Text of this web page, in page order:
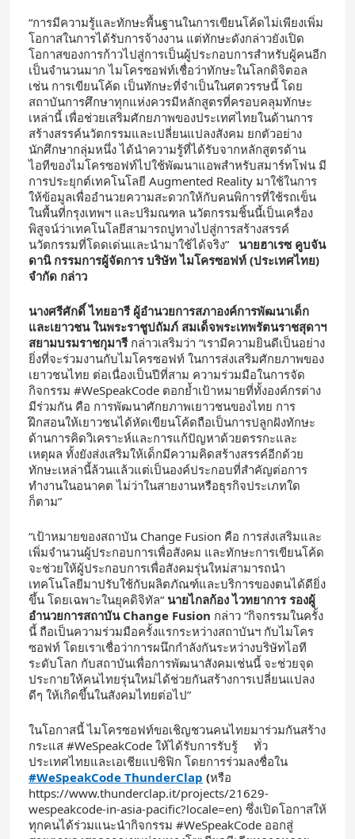
“การมีความรู้และทักษะพื้นฐานในการเขียนโค้ดไม่เพียงเพิ่ม
โอกาสในการได้รับการจ้างงาน แต่ทักษะดังกล่าวยังเปิด
โอกาสของการก้าวไปสู่การเป็นผู้ประกอบการสำหรับผู้คนอีก
เป็นจำนวนมาก ไมโครซอฟท์เชื่อว่าทักษะในโลกดิจิตอล
เช่น การเขียนโค้ด เป็นทักษะที่จำเป็นในศตวรรษนี้ โดย
สถาบันการศึกษาทุกแห่งควรมีหลักสูตรที่ครอบคลุมทักษะ
เหล่านี้ เพื่อช่วยเสริมศักยภาพของประเทศไทยในด้านการ
สร้างสรรค์นวัตกรรมและเปลี่ยนแปลงสังคม ยกตัวอย่าง
นักศึกษากลุ่มหนึ่ง ได้นำความรู้ที่ได้รับจากหลักสูตรด้าน
ไอทีของไมโครซอฟท์ไปใช้พัฒนาแอพสำหรับสมาร์ทโฟน มี
การประยุกต์เทคโนโลยี Augmented Reality มาใช้ในการ
ให้ข้อมูลเพื่ออำนวยความสะดวกให้กับคนพิการที่ใช้รถเข็น
ในพื้นที่กรุงเทพฯ และปริมณฑล นวัตกรรมชิ้นนี้เป็นเครื่อง
พิสูจน์ว่าเทคโนโลยีสามารถปูทางไปสู่การสร้างสรรค์
นวัตกรรมที่โดดเด่นและนำมาใช้ได้จริง” นายฮาเรซ คูบจัน
ดานิ กรรมการผู้จัดการ บริษัท ไมโครซอฟท์ (ประเทศไทย)
จำกัด กล่าว
นางศรีศักดิ์ ไทยอารี ผู้อำนวยการสภาองค์การพัฒนาเด็ก
และเยาวชน ในพระราชูปถัมภ์ สมเด็จพระเทพรัตนราชสุดาฯ
สยามบรมราชกุมารีกล่าวเสริมว่า “เรามีความยินดีเป็นอย่าง
ยิ่งที่จะร่วมงานกับไมโครซอฟท์ ในการส่งเสริมศักยภาพของ
เยาวชนไทย ต่อเนื่องเป็นปีที่สาม ความร่วมมือในการจัด
กิจกรรม #WeSpeakCode ตอกย้ำเป้าหมายที่ทั้งองค์กรต่าง
มีร่วมกัน คือ การพัฒนาศักยภาพเยาวชนของไทย การ
ฝึกสอนให้เยาวชนได้หัดเขียนโค้ดถือเป็นการปลูกฝังทักษะ
ด้านการคิดวิเคราะห์และการแก้ปัญหาด้วยตรรกะและ
เหตุผล ทั้งยังส่งเสริมให้เด็กมีความคิดสร้างสรรค์อีกด้วย
ทักษะเหล่านี้ล้วนแล้วแต่เป็นองค์ประกอบที่สำคัญต่อการ
ทำงานในอนาคต ไม่ว่าในสายงานหรือธุรกิจประเภทใด
ก็ตาม”
“เป้าหมายของสถาบัน Change Fusion คือ การส่งเสริมและ
เพิ่มจำนวนผู้ประกอบการเพื่อสังคม และทักษะการเขียนโค้ด
จะช่วยให้ผู้ประกอบการเพื่อสังคมรุ่นใหม่สามารถนำ
เทคโนโลยีมาปรับใช้กับผลิตภัณฑ์และบริการของตนได้ดียิ่ง
ขึ้น โดยเฉพาะในยุคดิจิทัล“ นายไกลก้อง ไวทยาการ รองผู้
อำนวยการสถาบัน Change Fusion กล่าว “กิจกรรมในครั้ง
นี้ ถือเป็นความร่วมมือครั้งแรกระหว่างสถาบันฯ กับไมโคร
ซอฟท์ โดยเราเชื่อว่าการผนึกกำลังกันระหว่างบริษัทไอที
ระดับโลก กับสถาบันเพื่อการพัฒนาสังคมเช่นนี้ จะช่วยจุด
ประกายให้คนไทยรุ่นใหม่ได้ช่วยกันสร้างการเปลี่ยนแปลง
ดีๆ ให้เกิดขึ้นในสังคมไทยต่อไป”
ในโอกาสนี้ ไมโครซอฟท์ขอเชิญชวนคนไทยมาร่วมกันสร้าง
กระแส #WeSpeakCode ให้ได้รับการรับรู้ ทั่ว
ประเทศไทยและเอเชียแปซิฟิก โดยการร่วมลงชื่อใน
#WeSpeakCode ThunderClap (หรือ
https://www.thunderclap.it/projects/21629-
wespeakcode-in-asia-pacific?locale=en) ซึ่งเปิดโอกาสให้
ทุกคนได้ร่วมแนะนำกิจกรรม #WeSpeakCode ออกสู่